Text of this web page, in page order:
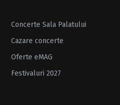
Concerte Sala Palatului
Cazare concerte
Oferte eMAG
Festivaluri 2027